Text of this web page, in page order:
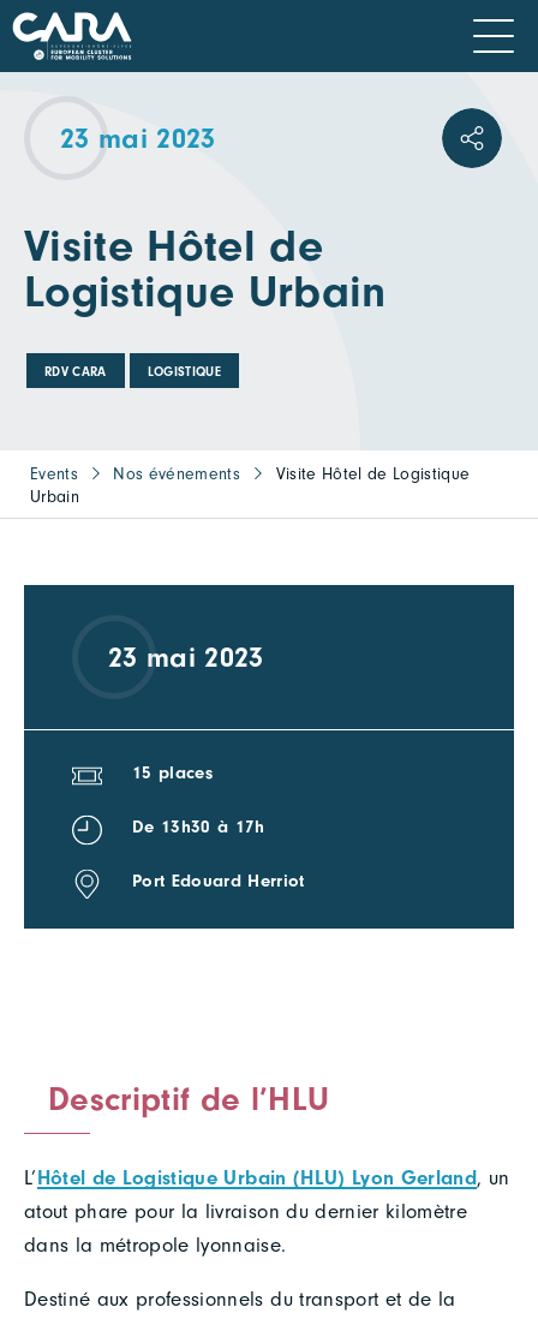
23 mai 2023
Visite Hôtel de
Logistique Urbain
RDV CARA LOGISTIQUE
Events Nos événements
Visite Hôtel de Logistique
Urbain
Descriptif de l’HLU
L’Hôtel de Logistique Urbain (HLU) Lyon Gerland, un
atout phare pour la livraison du dernier kilomètre
dans la métropole lyonnaise.
Destiné aux professionnels du transport et de la
23 mai 2023
15 places
De 13h30 à 17h
Port Edouard Herriot